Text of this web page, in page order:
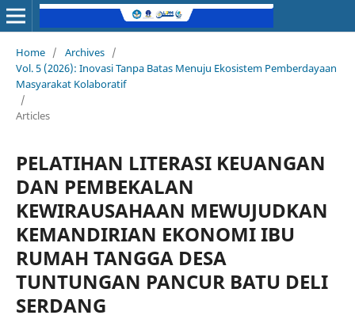
Home / Archives /
Vol. 5 (2026): Inovasi Tanpa Batas Menuju Ekosistem Pemberdayaan
Masyarakat Kolaboratif
/
Articles
PELATIHAN LITERASI KEUANGAN
DAN PEMBEKALAN
KEWIRAUSAHAAN MEWUJUDKAN
KEMANDIRIAN EKONOMI IBU
RUMAH TANGGA DESA
TUNTUNGAN PANCUR BATU DELI
SERDANG